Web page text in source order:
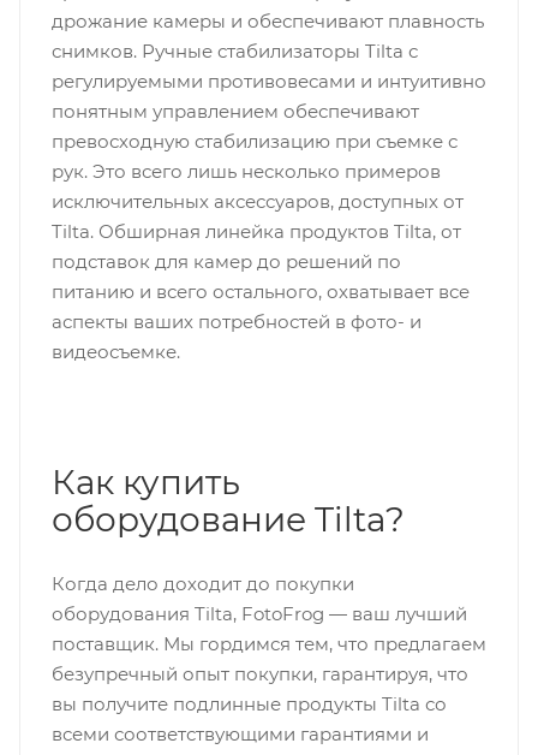
дрожание камеры и обеспечивают плавность
снимков. Ручные стабилизаторы Tilta с
регулируемыми противовесами и интуитивно
понятным управлением обеспечивают
превосходную стабилизацию при съемке с
рук. Это всего лишь несколько примеров
исключительных аксессуаров, доступных от
Tilta. Обширная линейка продуктов Tilta, от
подставок для камер до решений по
питанию и всего остального, охватывает все
аспекты ваших потребностей в фото- и
видеосъемке.
Как купить
оборудование Tilta?
Когда дело доходит до покупки
оборудования Tilta, FotoFrog — ваш лучший
поставщик. Мы гордимся тем, что предлагаем
безупречный опыт покупки, гарантируя, что
вы получите подлинные продукты Tilta со
всеми соответствующими гарантиями и